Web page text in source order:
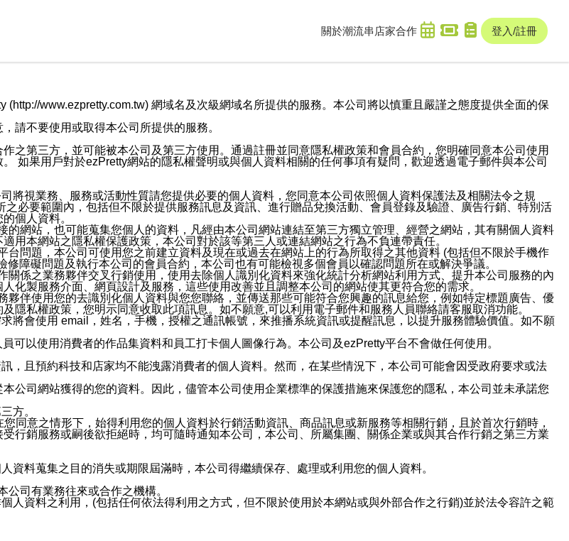
關於潮流串 店家合作 登入/註冊
www.ezpretty.com.tw) 網域名及次級網域名所提供的服務。本公司將以慎重且嚴謹之態度提供全面的保
請不要使用或取得本公司所提供的服務。
之第三方，並可能被本公司及第三方使用。通過註冊並同意隱私權政策和會員合約，您明確同意本公司使用
如果用戶對於ezPretty網站的隱私權聲明或與個人資料相關的任何事項有疑問，歡迎透過電子郵件與本公司
將視業務、服務或活動性質請您提供必要的個人資料，您同意本公司依照個人資料保護法及相關法令之規
必要範圍內，包括但不限於提供服務訊息及資訊、進行贈品兌換活動、會員登錄及驗證、廣告行銷、特別活
個人資料。
網站，也可能蒐集您個人的資料，凡經由本公司網站連結至第三方獨立管理、經營之網站，其有關個人資料
用本網站之隱私權保護政策，本公司對於該等第三人或連結網站之行為不負連帶責任。
問題，本公司可使用您之前建立資料及現在或過去在網站上的行為所取得之其他資料 (包括但不限於手機作
障礙問題及執行本公司的會員合約，本公司也有可能檢視多個會員以確認問題所在或解決爭議。
係之業務夥伴交叉行銷使用，使用去除個人識別化資料來強化統計分析網站利用方式、提升本公司服務的內
化製服務介面、網頁設計及服務，這些使用改善並且調整本公司的網站使其更符合您的需求。
伴使用您的去識別化個人資料與您您聯絡，並傳送那些可能符合您興趣的訊息給您，例如特定標題廣告、優
隱私權政策，您明示同意收取此項訊息。如不願意,可以利用電子郵件和服務人員聯絡請客服取消功能。
將會使用 email，姓名，手機，授權之通訊帳號，來推播系統資訊或提醒訊息，以提升服務體驗價值。如不願
可以使用消費者的作品集資料和員工打卡個人圖像行為。本公司及ezPretty平台不會做任何使用。
，且預約科技和店家均不能洩露消費者的個人資料。然而，在某些情況下，本公司可能會因受政府要求或法
公司網站獲得的您的資料。因此，儘管本公司使用企業標準的保護措施來保護您的隱私，本公司並未承諾您
方。
同意之情形下，始得利用您的個人資料於行銷活動資訊、商品訊息或新服務等相關行銷，且於首次行銷時，
行銷服務或嗣後欲拒絕時，均可隨時通知本公司，本公司、所屬集團、關係企業或與其合作行銷之第三方業
料蒐集之目的消失或期限屆滿時，本公司得繼續保存、處理或利用您的個人資料。
司有業務往來或合作之機構。
人資料之利用，(包括任何依法得利用之方式，但不限於使用於本網站或與外部合作之行銷)並於法令容許之範